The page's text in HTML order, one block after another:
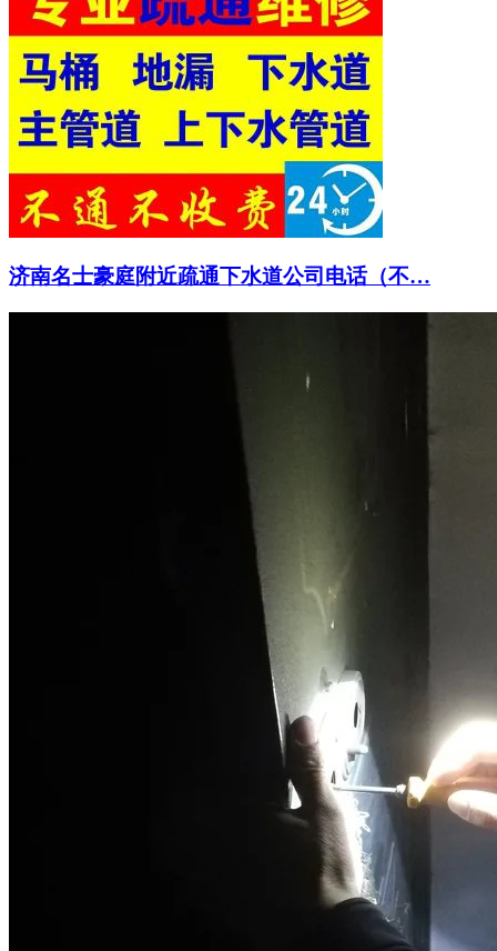
济南名士豪庭附近疏通下水道公司电话（不…